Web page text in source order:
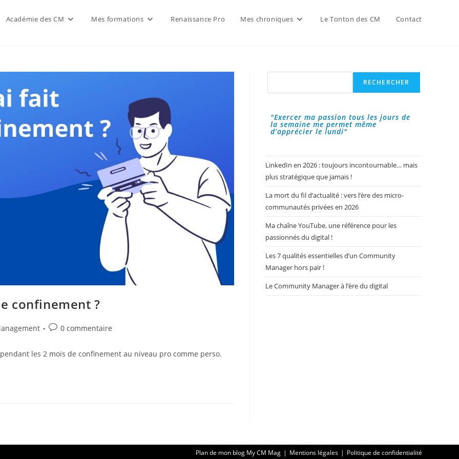
Académie des CM Mes formations Renaissance Pro Mes chroniques Le Tonton des CM Contact
confinement ?
Commentaires
publication :
0 commentaire
les 2 mois de confinement au niveau pro comme perso.
Rechercher
RECHERCHER
"Exercer ma passion tous les jours de
la semaine me permet même
d’apprécier le lundi"
LinkedIn en 2026 : toujours incontournable… mais
plus stratégique que jamais !
La mort du fil d’actualité : vers l’ère des micro-
communautés privées en 2026
Ma chaîne YouTube, une référence pour les
passionnés du digital !
Les 7 qualités essentielles d’un Community
Manager hors pair !
Le Community Manager à l’ère du digital
Plan de mon blog My CM Mag Mentions légales Politique de confidentialité